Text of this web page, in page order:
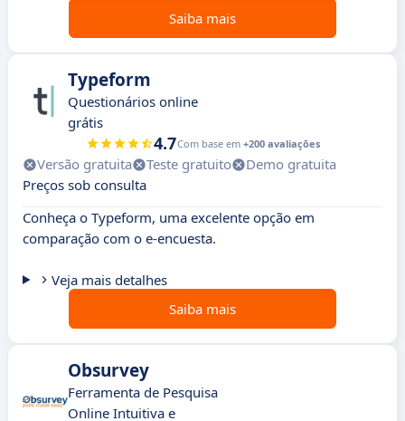
Saiba mais
Typeform
Questionários online
grátis
4.7Com base em +200 avaliações
Versão gratuita Teste gratuito
Demo gratuita
Preços sob consulta
Conheça o Typeform, uma excelente opção em
comparação com o e-encuesta.
Veja mais detalhes
Saiba mais
Obsurvey
Ferramenta de Pesquisa
Online Intuitiva e